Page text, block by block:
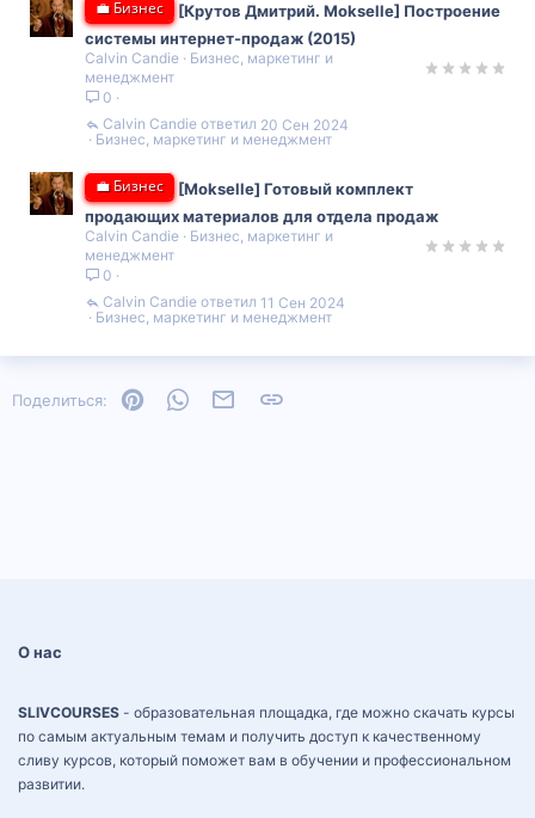
💼 Бизнес
[Крутов Дмитрий. Mokselle] Построение
системы интернет-продаж (2015)
Calvin Candie
Бизнес, маркетинг и
менеджмент
0
Бизнес, маркетинг и менеджмент
20 Сен 2024
Calvin Candie
💼 Бизнес
[Mokselle] Готовый комплект
продающих материалов для отдела продаж
Calvin Candie
Бизнес, маркетинг и
менеджмент
0
Бизнес, маркетинг и менеджмент
11 Сен 2024
Calvin Candie
Поделиться: PinterestWhatsAppЭлектронная почта
О нас
SLIVCOURSES - образовательная площадка, где можно скачать курсы
по самым актуальным темам и получить доступ к качественному
сливу курсов, который поможет вам в обучении и профессиональном
развитии.